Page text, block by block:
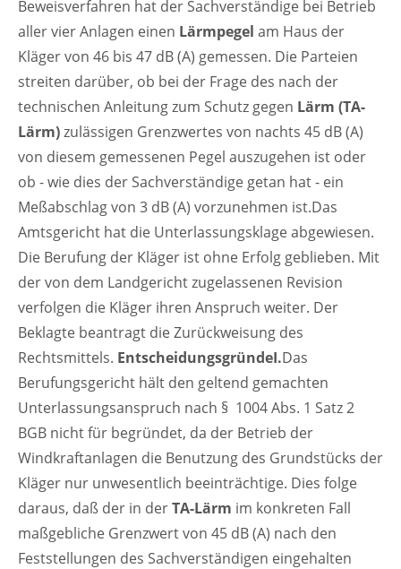
Beweisverfahren hat der Sachverständige bei Betrieb
aller vier Anlagen einen Lärmpegel am Haus der
Kläger von 46 bis 47 dB (A) gemessen. Die Parteien
streiten darüber, ob bei der Frage des nach der
technischen Anleitung zum Schutz gegen Lärm (TA-
Lärm)zulässigen Grenzwertes von nachts 45 dB (A)
von diesem gemessenen Pegel auszugehen ist oder
ob - wie dies der Sachverständige getan hat - ein
Meßabschlag von 3 dB (A) vorzunehmen ist.Das
Amtsgericht hat die Unterlassungsklage abgewiesen.
Die Berufung der Kläger ist ohne Erfolg geblieben. Mit
der von dem Landgericht zugelassenen Revision
verfolgen die Kläger ihren Anspruch weiter. Der
Beklagte beantragt die Zurückweisung des
Rechtsmittels. EntscheidungsgründeI.Das
Berufungsgericht hält den geltend gemachten
Unterlassungsanspruch nach § 1004 Abs. 1 Satz 2
BGB nicht für begründet, da der Betrieb der
Windkraftanlagen die Benutzung des Grundstücks der
Kläger nur unwesentlich beeinträchtige. Dies folge
daraus, daß der in derTA-Lärm im konkreten Fall
maßgebliche Grenzwert von 45 dB (A) nach den
Feststellungen des Sachverständigen eingehalten